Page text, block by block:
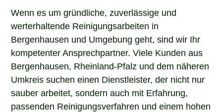
Wenn es um gründliche, zuverlässige und
werterhaltende Reinigungsarbeiten in
Bergenhausen und Umgebung geht, sind wir Ihr
kompetenter Ansprechpartner. Viele Kunden aus
Bergenhausen, Rheinland-Pfalz und dem näheren
Umkreis suchen einen Dienstleister, der nicht nur
sauber arbeitet, sondern auch mit Erfahrung,
passenden Reinigungsverfahren und einem hohen